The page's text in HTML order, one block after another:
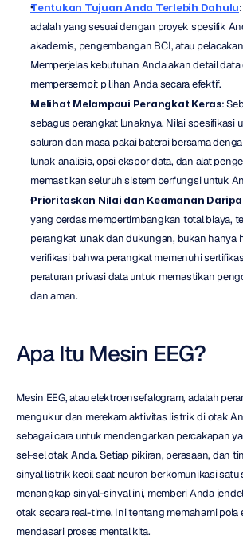
Tentukan Tujuan Anda Terlebih Dahulu
adalah yang sesuai dengan proyek spesifik
akademis, pengembangan BCI, atau
Memperjelas kebutuhan Anda akan detail
mempersempit pilihan Anda secara efektif.
Melihat Melampaui Perangkat Keras:
sebagus perangkat lunaknya. Nilai spesifikasi
saluran dan masa pakai baterai bersama
lunak analisis, opsi ekspor data, dan alat
memastikan seluruh sistem berfungsi untuk
Prioritaskan Nilai dan Keamanan
yang cerdas mempertimbangkan total biaya,
perangkat lunak dan dukungan, bukan hanya
verifikasi bahwa perangkat memenuhi
peraturan privasi data untuk memastikan
dan aman.
Apa Itu Mesin EEG?
Mesin EEG, atau elektroensefalogram, adalah
mengukur dan merekam aktivitas listrik di otak
sebagai cara untuk mendengarkan percakapan
sel-sel otak Anda. Setiap pikiran, perasaan, dan
sinyal listrik kecil saat neuron berkomunikasi satu
menangkap sinyal-sinyal ini, memberi Anda
otak secara real-time. Ini tentang memahami
mendasari proses mental kita.